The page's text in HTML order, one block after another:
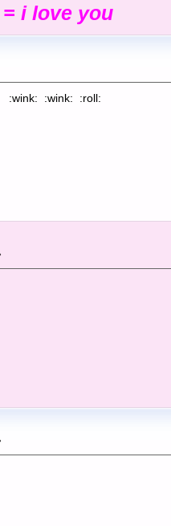
i love you
:wink: :wink: :roll: